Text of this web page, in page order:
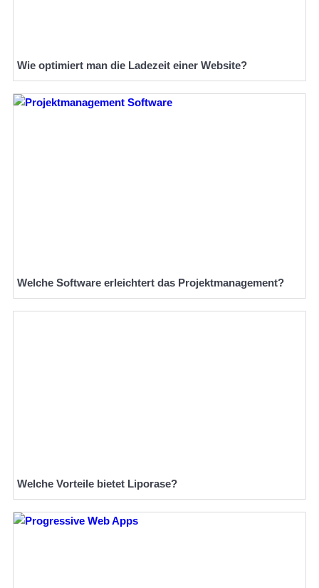
Wie optimiert man die Ladezeit einer Website?
Welche Software erleichtert das Projektmanagement?
Welche Vorteile bietet Liporase?